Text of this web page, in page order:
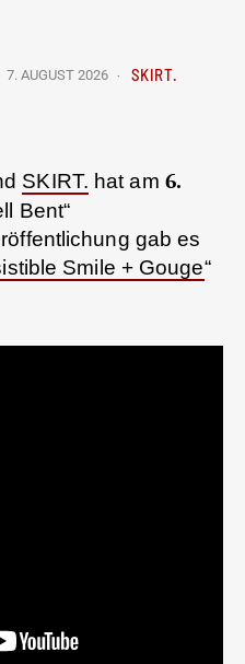
7. AUGUST 2026 SKIRT.
SKIRT. hat am 6.
Bent“
gab es
Smile + Gouge“